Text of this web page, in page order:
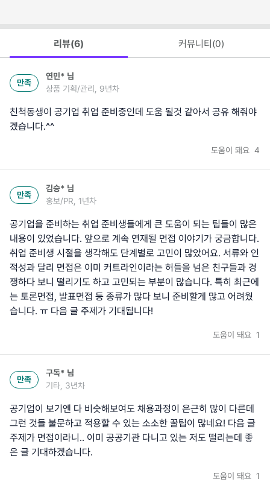
리뷰(6) 커뮤니티(0)
만족
연민* 님
상품 기획/관리, 9년차
친척동생이 공기업 취업 준비중인데 도움 될것 같아서 공유 해줘야
겠습니다.^^
도움이 돼요 4
만족
김승* 님
홍보/PR, 1년차
공기업을 준비하는 취업 준비생들에게 큰 도움이 되는 팁들이 많은
내용이 있었습니다. 앞으로 계속 연재될 면접 이야기가 궁금합니다.
취업 준비생 시절을 생각해도 단계별로 고민이 많았어요. 서류와 인
적성과 달리 면접은 이미 커트라인이라는 허들을 넘은 친구들과 경
쟁하다 보니 떨리기도 하고 고민되는 부분이 많습니다. 특히 최근에
는 토론면접, 발표면접 등 종류가 많다 보니 준비할게 많고 어려웠
습니다. ㅠ 다음 글 주제가 기대됩니다!
도움이 돼요 1
만족
구독* 님
기타, 3년차
공기업이 보기엔 다 비슷해보여도 채용과정이 은근히 많이 다른데
그런 것들 불문하고 적용할 수 있는 소소한 꿀팁이 많네요! 다음 글
주제가 면접이라니.. 이미 공공기관 다니고 있는 저도 떨리는데 좋
은 글 기대하겠습니다.
도움이 돼요 1